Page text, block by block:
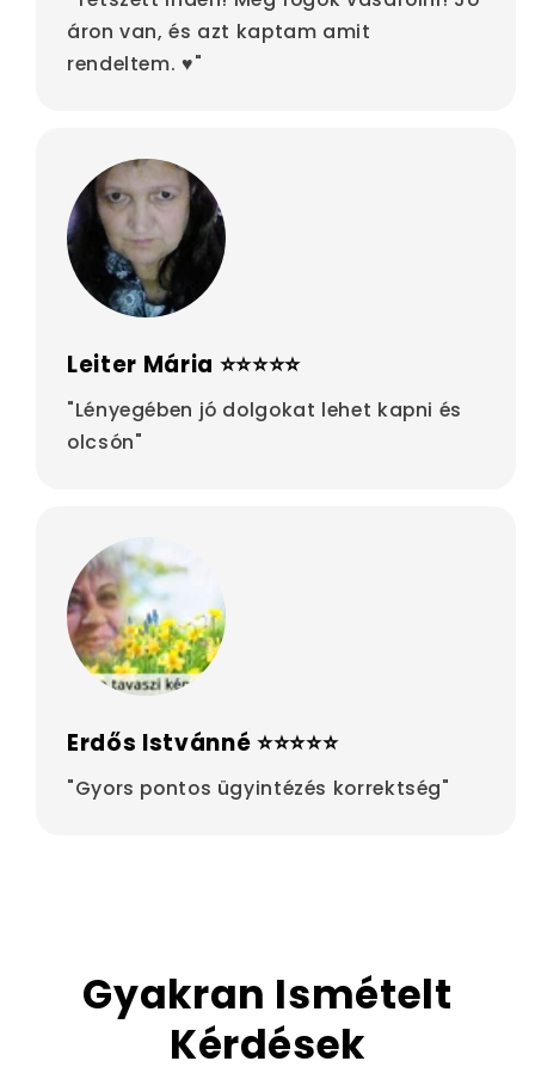
áron van, és azt kaptam amit
rendeltem. ♥"
Leiter Mária ⭐⭐⭐⭐⭐
"Lényegében jó dolgokat lehet kapni és
olcsón"
Erdős Istvánné ⭐⭐⭐⭐⭐
"Gyors pontos ügyintézés korrektség"
Gyakran Ismételt
Kérdések